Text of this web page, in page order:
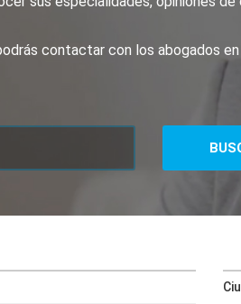
contactar con los abogados